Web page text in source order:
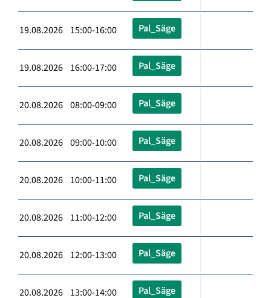
19.08.2026 15:00-16:00 Pal_Säge
19.08.2026 16:00-17:00 Pal_Säge
20.08.2026 08:00-09:00 Pal_Säge
20.08.2026 09:00-10:00 Pal_Säge
20.08.2026 10:00-11:00 Pal_Säge
20.08.2026 11:00-12:00 Pal_Säge
20.08.2026 12:00-13:00 Pal_Säge
20.08.2026 13:00-14:00 Pal_Säge